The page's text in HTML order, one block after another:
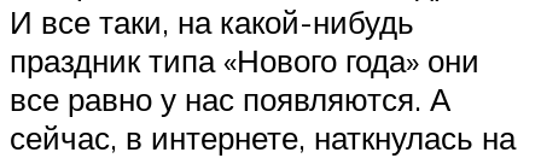
И все таки, на какой-нибудь
праздник типа «Нового года» они
все равно у нас появляются. А
сейчас, в интернете, наткнулась на